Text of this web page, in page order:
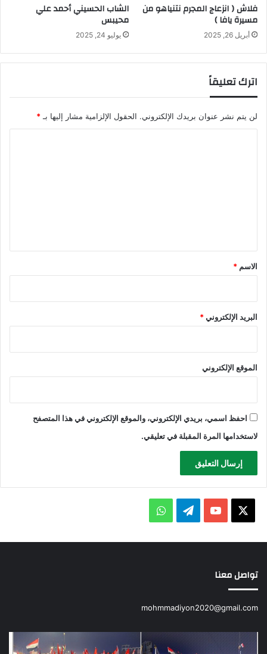
فلاش ( انزعاج المجرم نتنياهو من
مسيرة يافا )
أبريل 26, 2025
الشاب الحسيني أحمد علي
محيبس
يوليو 24, 2025
اترك تعليقاً
لن يتم نشر عنوان بريدك الإلكتروني. الحقول الإلزامية مشار إليها بـ *
*
الاسم *
البريد الإلكتروني*
الموقع الإلكتروني
احفظ اسمي، بريدي الإلكتروني، والموقع الإلكتروني في هذا المتصفح
لاستخدامها المرة المقبلة في تعليقي.
يوتيوبتيلقرامواتساب
تواصل معنا
mohmmadiyon2020@gmail.com